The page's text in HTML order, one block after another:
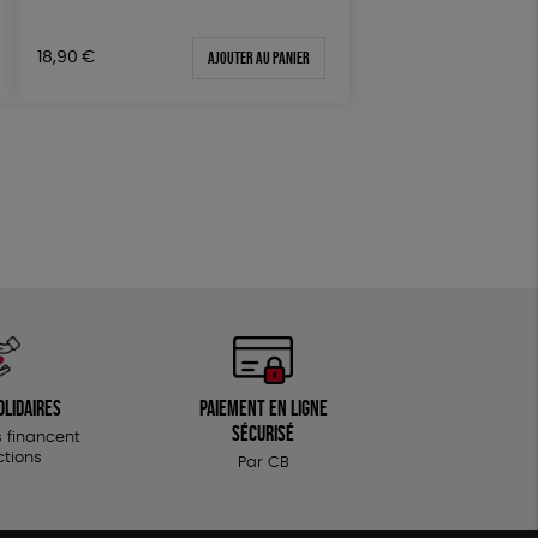
18,90 € Ajouter au panier
financent
Paiement en ligne
sécurisé
Par CB